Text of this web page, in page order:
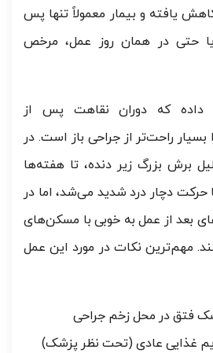
یافته و بیمار معمولاً تنها پس
حتی در همان روز عمل، مرخص
داده که دوران نقاهت پس از
راحت‌تر از جراحی باز است. در
برش بزرگ زیر دنده، تا هفته‌ها
دچار درد شدید می‌شد، اما در
بعد از عمل به خوبی با مسکن‌های
مهم‌ترین نکات در مورد این عمل
فتق در محل زخم جراحی
غذایی عادی (تحت نظر پزشک)